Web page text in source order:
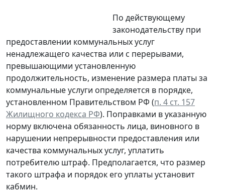
По действующему
законодательству при
предоставлении коммунальных услуг
ненадлежащего качества или с перерывами,
превышающими установленную
продолжительность, изменение размера платы за
коммунальные услуги определяется в порядке,
установленном Правительством РФ (п. 4 ст. 157
Жилищного кодекса РФ). Поправками в указанную
норму включена обязанность лица, виновного в
нарушении непрерывности предоставления или
качества коммунальных услуг, уплатить
потребителю штраф. Предполагается, что размер
такого штрафа и порядок его уплаты установит
кабмин.